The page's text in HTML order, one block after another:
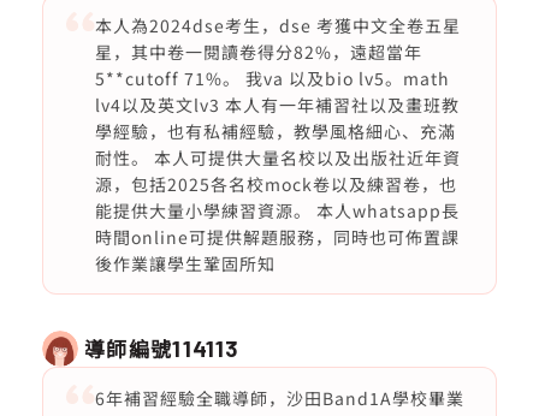
本人為2024dse考生，dse 考獲中文全卷五星
星，其中卷一閱讀卷得分82%，遠超當年
5**cutoff 71%。 我va 以及bio lv5。math
lv4以及英文lv3 本人有一年補習社以及畫班教
學經驗，也有私補經驗，教學風格細心、充滿
耐性。 本人可提供大量名校以及出版社近年資
源，包括2025各名校mock卷以及練習卷，也
能提供大量小學練習資源。 本人whatsapp長
時間online可提供解題服務，同時也可佈置課
後作業讓學生鞏固所知
導師編號114113
6年補習經驗全職導師，沙田Band1A學校畢業